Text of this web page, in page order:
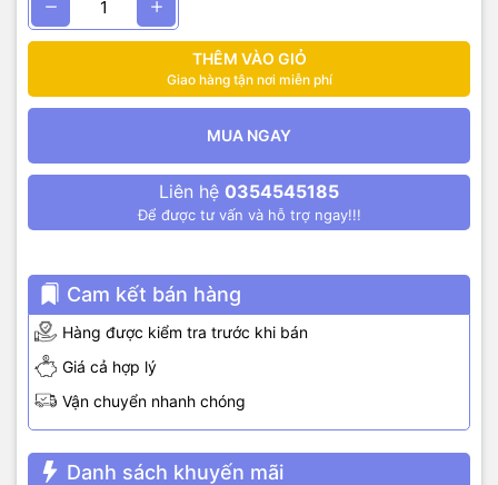
THÊM VÀO GIỎ
Giao hàng tận nơi miễn phí
MUA NGAY
Liên hệ 0354545185
Để được tư vấn và hỗ trợ ngay!!!
Cam kết bán hàng
Hàng được kiểm tra trước khi bán
Giá cả hợp lý
Vận chuyển nhanh chóng
Danh sách khuyến mãi